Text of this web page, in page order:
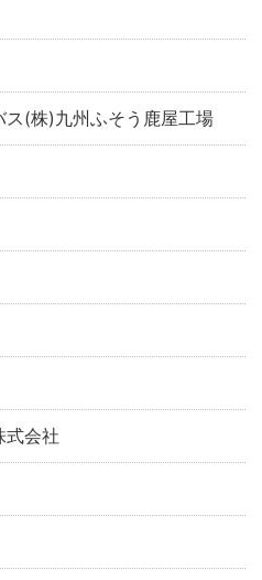
(株)九州ふそう鹿屋工場
式会社